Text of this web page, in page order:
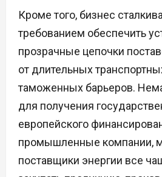
Кроме того, бизнес
требованием обеспечить
прозрачные цепочки
от длительных
таможенных барьеров.
для получения
европейского
промышленные компании,
поставщики энергии все